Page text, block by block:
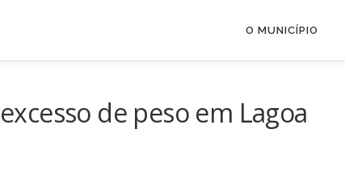
O MUNICÍPIO
de peso em Lagoa